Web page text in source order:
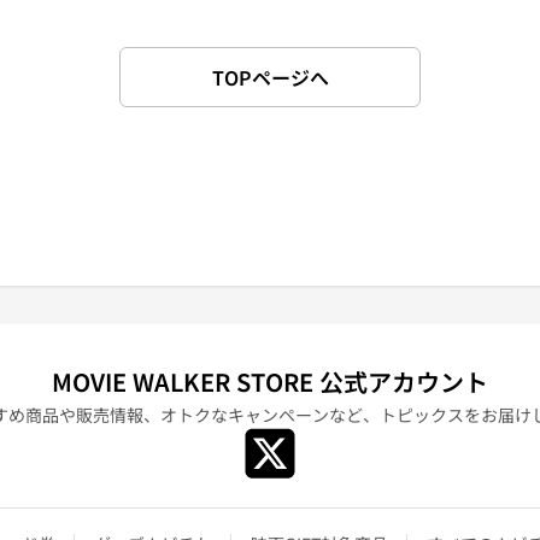
TOPページへ
MOVIE WALKER STORE 公式アカウント
め商品や販売情報、オトクなキャンペーンなど、 トピックスをお届け